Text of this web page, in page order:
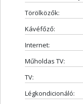
Törölközők:
Kávéfőző:
Internet:
Műholdas TV:
TV:
Légkondicionáló: